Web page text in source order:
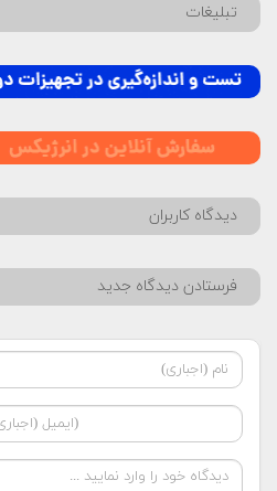
تبلیغات
دیدگاه کاربران
فرستادن دیدگاه جدید